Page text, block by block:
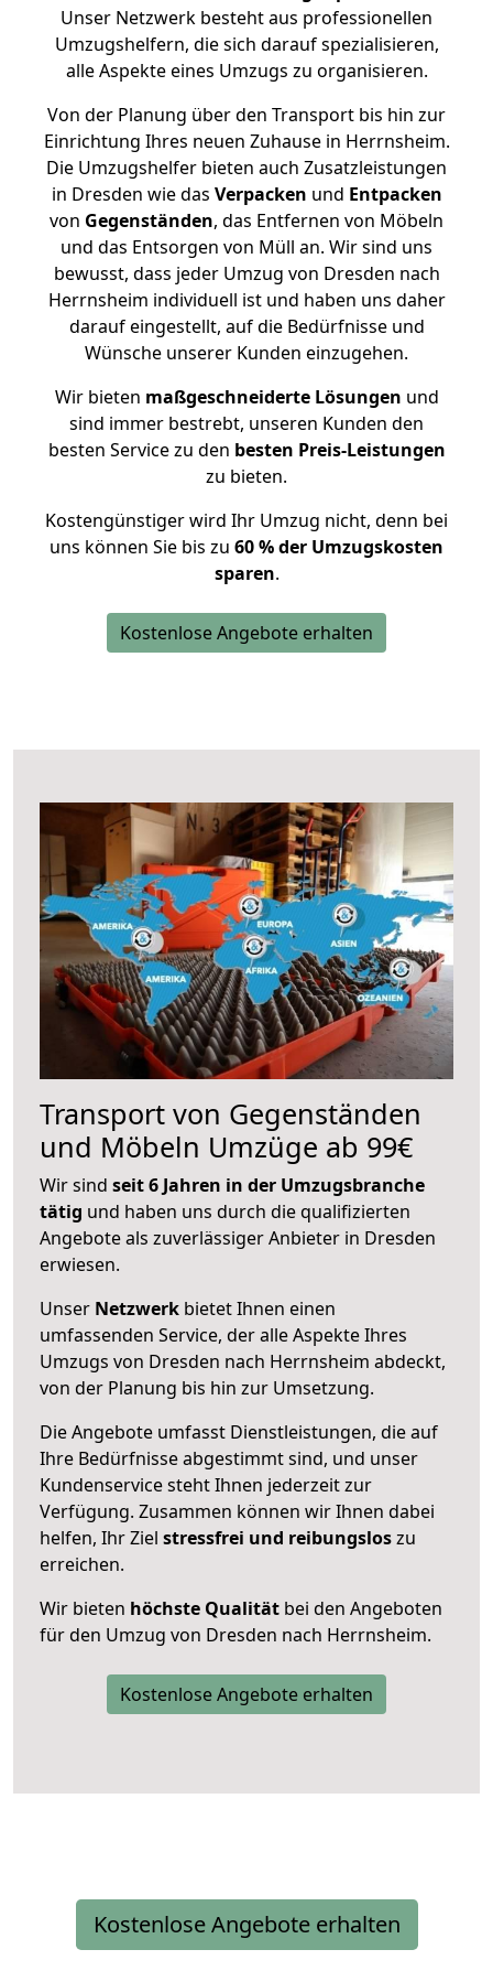
Unser Netzwerk besteht aus professionellen
Umzugshelfern, die sich darauf spezialisieren,
alle Aspekte eines Umzugs zu organisieren.
Von der Planung über den Transport bis hin zur
Einrichtung Ihres neuen Zuhause in Herrnsheim.
Die Umzugshelfer bieten auch Zusatzleistungen
in Dresden wie das Verpacken und Entpacken
von Gegenständen, das Entfernen von Möbeln
und das Entsorgen von Müll an. Wir sind uns
bewusst, dass jeder Umzug von Dresden nach
Herrnsheim individuell ist und haben uns daher
darauf eingestellt, auf die Bedürfnisse und
Wünsche unserer Kunden einzugehen.
Wir bieten maßgeschneiderte Lösungen und
sind immer bestrebt, unseren Kunden den
besten Service zu den besten Preis-Leistungen
zu bieten.
Kostengünstiger wird Ihr Umzug nicht, denn bei
uns können Sie bis zu 60 % der Umzugskosten
sparen.
Kostenlose Angebote erhalten
Transport von Gegenständen
und Möbeln Umzüge ab 99€
Wir sind seit 6 Jahren in der Umzugsbranche
tätig und haben uns durch die qualifizierten
Angebote als zuverlässiger Anbieter in Dresden
erwiesen.
Unser Netzwerk bietet Ihnen einen
umfassenden Service, der alle Aspekte Ihres
Umzugs von Dresden nach Herrnsheim abdeckt,
von der Planung bis hin zur Umsetzung.
Die Angebote umfasst Dienstleistungen, die auf
Ihre Bedürfnisse abgestimmt sind, und unser
Kundenservice steht Ihnen jederzeit zur
Verfügung. Zusammen können wir Ihnen dabei
helfen, Ihr Ziel stressfrei und reibungsloszu
erreichen.
Wir bieten höchste Qualität bei den Angeboten
für den Umzug von Dresden nach Herrnsheim.
Kostenlose Angebote erhalten
Kostenlose Angebote erhalten